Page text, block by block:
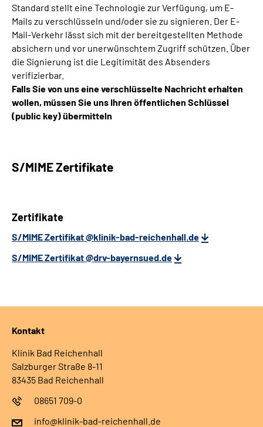
Standard stellt eine Technologie zur Verfügung, um E-
Mails zu verschlüsseln und/oder sie zu signieren. Der E-
Mail-Verkehr lässt sich mit der bereitgestellten Methode
absichern und vor unerwünschtem Zugriff schützen. Über
die Signierung ist die Legitimität des Absenders
verifizierbar.
Falls Sie von uns eine verschlüsselte Nachricht erhalten
wollen, müssen Sie uns Ihren öffentlichen Schlüssel
(public key) übermitteln
S/MIME Zertifikate
Zertifikate
S/MIME Zertifikat @klinik-bad-reichenhall.de
S/MIME Zertifikat @drv-bayernsued.de
Kontakt
Klinik Bad Reichenhall
Salzburger Straße 8-11
83435 Bad Reichenhall
08651 709-0
info@klinik-bad-reichenhall.de